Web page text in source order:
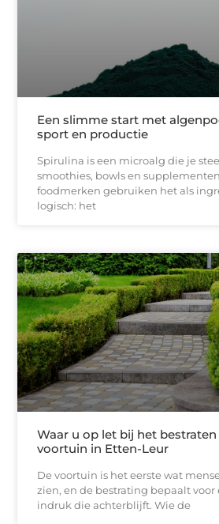
Een slimme start met
sport en productie
Spirulina is een microalg die je
smoothies, bowls en
foodmerken gebruiken het als
logisch: het
Waar u op let bij het
voortuin in Etten-Leur
De voortuin is het eerste wat
zien, en de bestrating bepaalt voor
indruk die achterblijft. Wie de